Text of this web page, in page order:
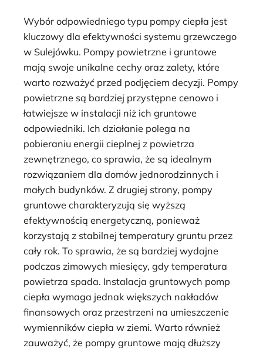
Wybór odpowiedniego typu pompy ciepła jest
kluczowy dla efektywności systemu grzewczego
w Sulejówku. Pompy powietrzne i gruntowe
mają swoje unikalne cechy oraz zalety, które
warto rozważyć przed podjęciem decyzji. Pompy
powietrzne są bardziej przystępne cenowo i
łatwiejsze w instalacji niż ich gruntowe
odpowiedniki. Ich działanie polega na
pobieraniu energii cieplnej z powietrza
zewnętrznego, co sprawia, że są idealnym
rozwiązaniem dla domów jednorodzinnych i
małych budynków. Z drugiej strony, pompy
gruntowe charakteryzują się wyższą
efektywnością energetyczną, ponieważ
korzystają z stabilnej temperatury gruntu przez
cały rok. To sprawia, że są bardziej wydajne
podczas zimowych miesięcy, gdy temperatura
powietrza spada. Instalacja gruntowych pomp
ciepła wymaga jednak większych nakładów
finansowych oraz przestrzeni na umieszczenie
wymienników ciepła w ziemi. Warto również
zauważyć, że pompy gruntowe mają dłuższy